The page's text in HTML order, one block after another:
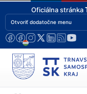
Oficiálna stránka
Otvoriť dodatočne menu